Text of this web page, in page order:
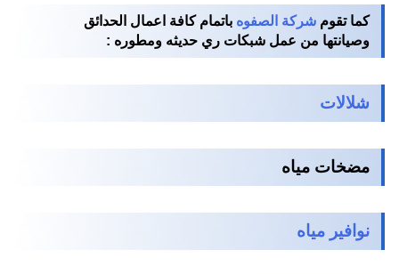
كما تقوم شركة الصفوه باتمام كافة اعمال الحدائق
وصيانتها من عمل شبكات ري حديثه ومطوره :
شلالات
مضخات مياه
نوافير مياه